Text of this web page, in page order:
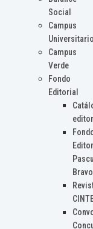
Social
Campus
Universitario
Campus
Verde
Fondo
Editorial
Bravo